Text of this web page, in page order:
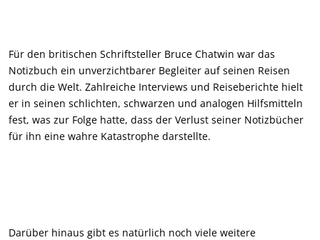
Für den britischen Schriftsteller Bruce Chatwin war das
Notizbuch ein unverzichtbarer Begleiter auf seinen Reisen
durch die Welt. Zahlreiche Interviews und Reiseberichte hielt
er in seinen schlichten, schwarzen und analogen Hilfsmitteln
fest, was zur Folge hatte, dass der Verlust seiner Notizbücher
für ihn eine wahre Katastrophe darstellte.
Darüber hinaus gibt es natürlich noch viele weitere